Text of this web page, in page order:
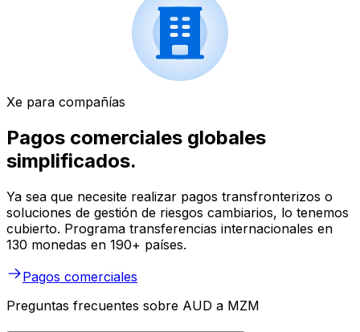
Xe para compañías
Pagos comerciales globales
simplificados.
Ya sea que necesite realizar pagos transfronterizos o
soluciones de gestión de riesgos cambiarios, lo tenemos
cubierto. Programa transferencias internacionales en
130 monedas en 190+ países.
Pagos comerciales
Preguntas frecuentes sobre AUD a MZM